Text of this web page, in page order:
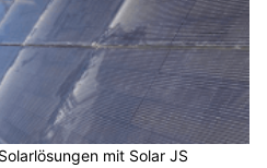
mit Solar JS